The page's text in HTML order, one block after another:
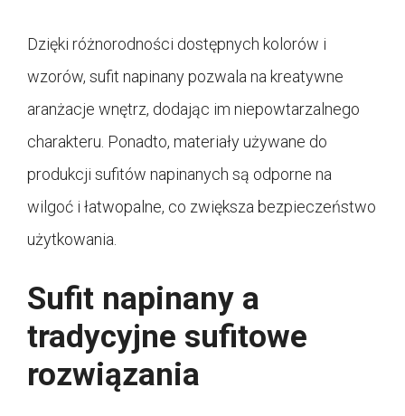
Dzięki różnorodności dostępnych kolorów i
wzorów, sufit napinany pozwala na kreatywne
aranżacje wnętrz, dodając im niepowtarzalnego
charakteru. Ponadto, materiały używane do
produkcji sufitów napinanych są odporne na
wilgoć i łatwopalne, co zwiększa bezpieczeństwo
użytkowania.
Sufit napinany a
tradycyjne sufitowe
rozwiązania